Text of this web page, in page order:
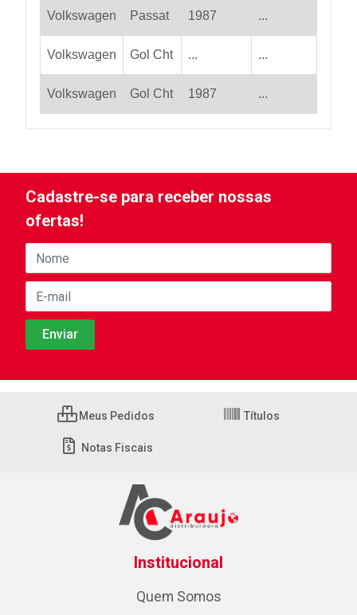
Volkswagen Passat 1987 ...
Volkswagen Gol Cht ... ...
Volkswagen Gol Cht 1987 ...
Cadastre-se para receber nossas
ofertas!
Meus Pedidos Títulos
Notas Fiscais
Institucional
Quem Somos